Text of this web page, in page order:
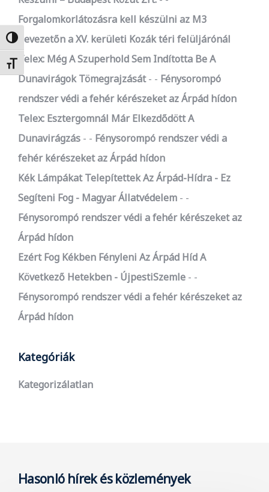
Nagy kontraszt váltása
Betűméret váltása
Forgalomkorlátozásra kell készülni az M3
bevezetőn a XV. kerületi Kozák téri felüljárónál
Telex: Még A Szuperhold Sem Indította Be A
Dunavirágok Tömegrajzását
- Fénysorompó
rendszer védi a fehér kérészeket az Árpád hídon
Telex: Esztergomnál Már Elkezdődött A
Dunavirágzás
- Fénysorompó rendszer védi a
fehér kérészeket az Árpád hídon
Kék Lámpákat Telepítettek Az Árpád-Hídra - Ez
Segíteni Fog - Magyar Állatvédelem
-
Fénysorompó rendszer védi a fehér kérészeket az
Árpád hídon
Ezért Fog Kékben Fényleni Az Árpád Híd A
Következő Hetekben - ÚjpestiSzemle
-
Fénysorompó rendszer védi a fehér kérészeket az
Árpád hídon
Kategóriák
Kategorizálatlan
Hasonló hírek és közlemények